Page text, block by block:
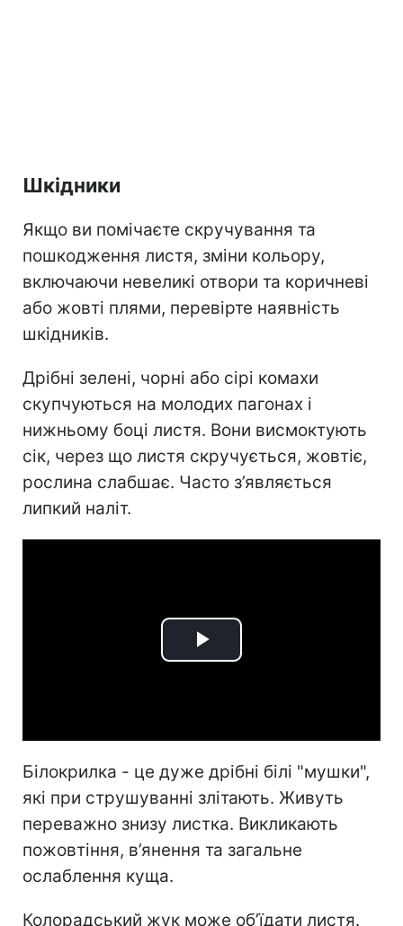
Шкідники
Якщо ви помічаєте скручування та
пошкодження листя, зміни кольору,
включаючи невеликі отвори та коричневі
або жовті плями, перевірте наявність
шкідників.
Дрібні зелені, чорні або сірі комахи
скупчуються на молодих пагонах і
нижньому боці листя. Вони висмоктують
сік, через що листя скручується, жовтіє,
рослина слабшає. Часто з’являється
липкий наліт.
Play
Білокрилка - це дуже дрібні білі "мушки",
які при струшуванні злітають. Живуть
переважно знизу листка. Викликають
пожовтіння, в’янення та загальне
ослаблення куща.
Колорадський жук може об’їдати листя.